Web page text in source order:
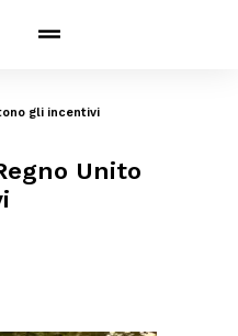
gli incentivi
Unito